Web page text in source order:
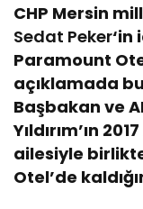
CHP Mersin
Sedat Peker‘in
Paramount
açıklamada
Başbakan ve
Yıldırım’ın
ailesiyle
Otel’de